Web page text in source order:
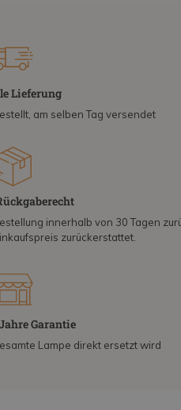
Lieferung
am selben Tag versendet
innerhalb von 30 Tagen
zurückerstattet.
Garantie
Lampe direkt ersetzt wird